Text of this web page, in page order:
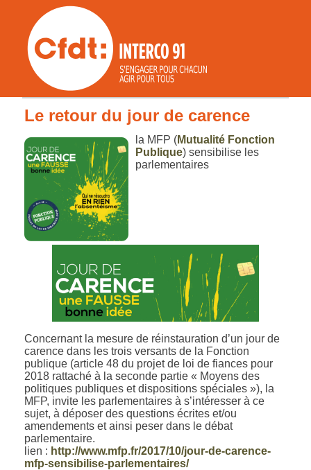
Le retour du jour de carence
la MFP (Mutualité Fonction
Publique) sensibilise les
parlementaires
Concernant la mesure de réinstauration d’un jour de
carence dans les trois versants de la Fonction
publique (article 48 du projet de loi de fiances pour
2018 rattaché à la seconde partie « Moyens des
politiques publiques et dispositions spéciales »), la
MFP, invite les parlementaires à s’intéresser à ce
sujet, à déposer des questions écrites et/ou
amendements et ainsi peser dans le débat
parlementaire.
lien : http://www.mfp.fr/2017/10/jour-de-carence-
mfp-sensibilise-parlementaires/